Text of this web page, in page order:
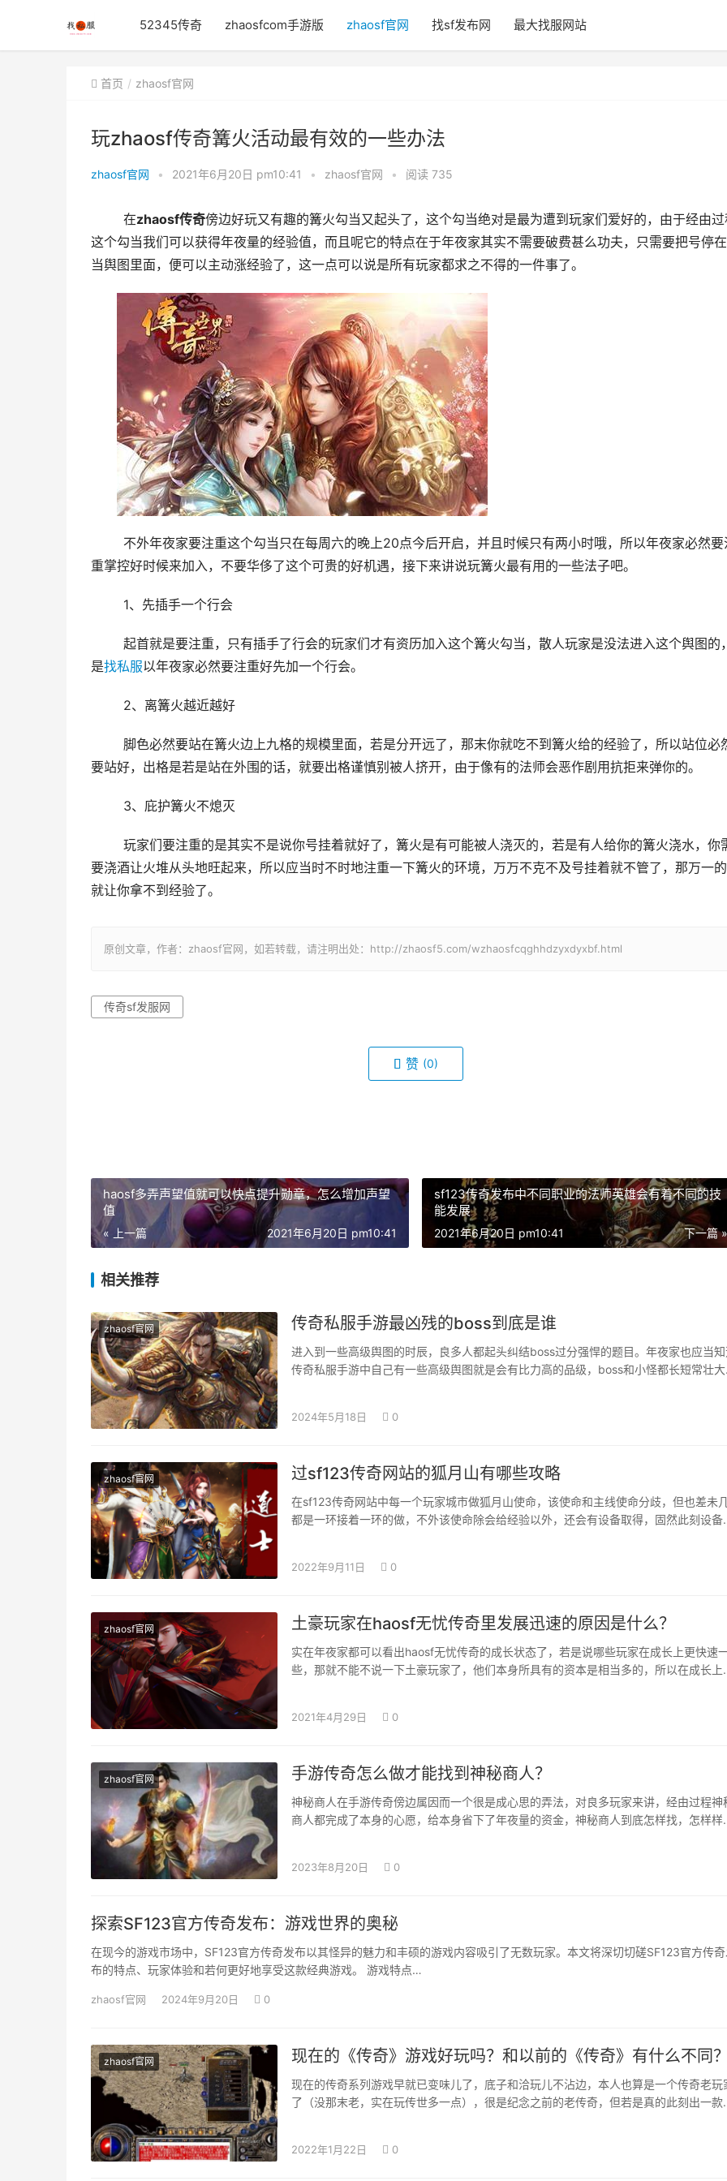
52345传奇 zhaosfcom手游版 zhaosf官网 找sf发布网 最大找服网站
首页 zhaosf官网
玩zhaosf传奇篝火活动最有效的一些办法
zhaosf官网 • 2021年6月20日 pm10:41 • zhaosf官网 • 阅读 735
	在
zhaosf传奇傍边好玩又有趣的篝火勾当又起头了，这个勾当绝对是最为遭到玩家们爱好的，由于经由
这个勾当我们可以获得年夜量的经验值，而且呢它的特点在于年夜家其实不需要破费甚么功夫，只需要把号停
当舆图里面，便可以主动涨经验了，这一点可以说是所有玩家都求之不得的一件事了。
重掌控好时候来加入，不要华侈了这个可贵的好机遇，接下来讲说玩篝火最有用的一些法子吧。
	1、先插手一个行会
是找私服以年夜家必然要注重好先加一个行会。
	2、离篝火越近越好
要站好，出格是若是站在外围的话，就要出格谨慎别被人挤开，由于像有的法师会恶作剧用抗拒来弹你的。
	3、庇护篝火不熄灭
要浇酒让火堆从头地旺起来，所以应当时不时地注重一下篝火的环境，万万不克不及号挂着就不管了，那万一
就让你拿不到经验了。
原创文章，作者：zhaosf官网，如若转载，请注明出处：http://zhaosf5.com/wzhaosfcqghhdzyxdyxbf.html
传奇sf发服网
赞 (0)
haosf多弄声望值就可以快点提升勋章，怎么增加声望
值
« 上一篇 2021年6月20日 pm10:41
sf123传奇发布中不同职业的法师英雄会有着不同的技
能发展
下一篇 »
2021年6月20日 pm10:41
相关推荐
zhaosf官网 传奇私服手游最凶残的boss到底是谁
进入到一些高级舆图的时辰，良多人都起头纠结boss过分强悍的题目。年夜家也应当
传奇私服手游中自己有一些高级舆图就是会有比力高的品级，boss和小怪都长短常壮
2024年5月18日 0
zhaosf官网 过sf123传奇网站的狐月山有哪些攻略
在sf123传奇网站中每一个玩家城市做狐月山使命，该使命和主线使命分歧，但也差未
都是一环接着一环的做，不外该使命除会给经验以外，还会有设备取得，固然此刻设备
2022年9月11日 0
zhaosf官网 土豪玩家在haosf无忧传奇里发展迅速的原因是什么？
实在年夜家都可以看出haosf无忧传奇的成长状态了，若是说哪些玩家在成长上更快速
些，那就不能不说一下土豪玩家了，他们本身所具有的资本是相当多的，所以在成长上
2021年4月29日 0
zhaosf官网 手游传奇怎么做才能找到神秘商人？
神秘商人在手游传奇傍边属因而一个很是成心思的弄法，对良多玩家来讲，经由过程神
商人都完成了本身的心愿，给本身省下了年夜量的资金，神秘商人到底怎样找，怎样样
2023年8月20日 0
探索SF123官方传奇发布：游戏世界的奥秘
在现今的游戏市场中，SF123官方传奇发布以其怪异的魅力和丰硕的游戏内容吸引了无数玩家。本文将深切切磋SF123官方传
布的特点、玩家体验和若何更好地享受这款经典游戏。 游戏特点…
zhaosf官网 2024年9月20日 0
zhaosf官网 现在的《传奇》游戏好玩吗？和以前的《传奇》有什么不同
现在的传奇系列游戏早就已变味儿了，底子和洽玩儿不沾边，本人也算是一个传奇老玩
了（没那末老，实在玩传世多一点），很是纪念之前的老传奇，但若是真的此刻出一款
2022年1月22日 0